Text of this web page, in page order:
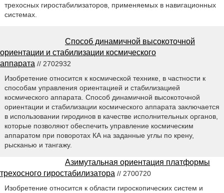
трехосных гиростабилизаторов, применяемых в навигационных
системах.
Способ динамичной высокоточной
ориентации и стабилизации космического
аппарата // 2702932
Изобретение относится к космической технике, в частности к
способам управления ориентацией и стабилизацией
космического аппарата. Способ динамичной высокоточной
ориентации и стабилизации космического аппарата заключается
в использовании гиродинов в качестве исполнительных органов,
которые позволяют обеспечить управление космическим
аппаратом при поворотах КА на заданные углы по крену,
рысканью и тангажу.
Азимутальная ориентация платформы
трехосного гиростабилизатора // 2700720
Изобретение относится к области гироскопических систем и